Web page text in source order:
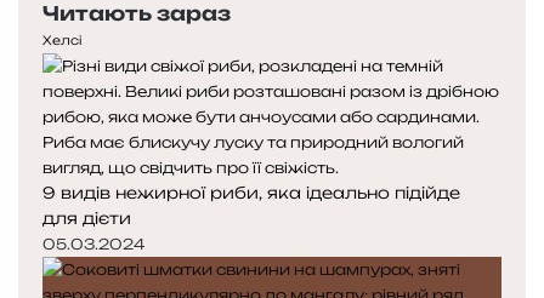
Читають зараз
Хелсі
9 видів нежирної риби, яка ідеально підійде
для дієти
05.03.2024